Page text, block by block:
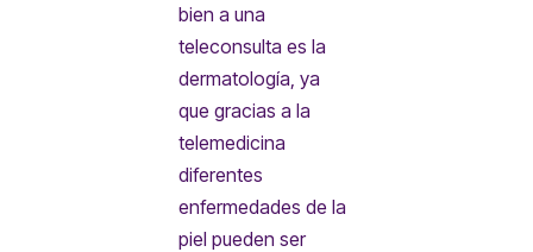
bien a una
teleconsulta es la
dermatología, ya
que gracias a la
telemedicina
diferentes
enfermedades de la
piel pueden ser